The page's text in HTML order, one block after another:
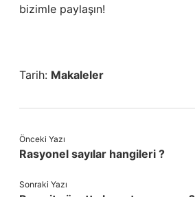
bizimle paylaşın!
Tarih: Makaleler
Önceki Yazı
Rasyonel sayılar hangileri ?
Sonraki Yazı